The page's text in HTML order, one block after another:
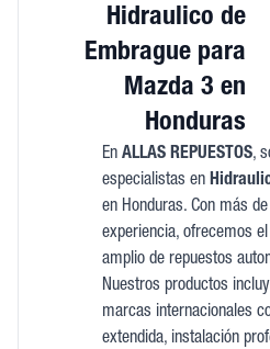
Hidraulico de
Embrague para
Mazda 3 en
Honduras
En ALLAS REPUESTOS,
especialistas en
en Honduras. Con más
experiencia, ofrecemos
amplio de repuestos
Nuestros productos
marcas internacionales
extendida, instalación